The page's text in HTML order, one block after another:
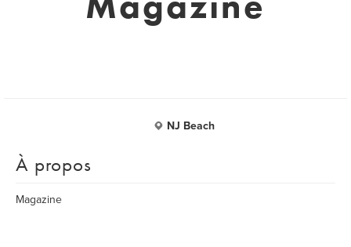
NJ Beach
À propos
Magazine